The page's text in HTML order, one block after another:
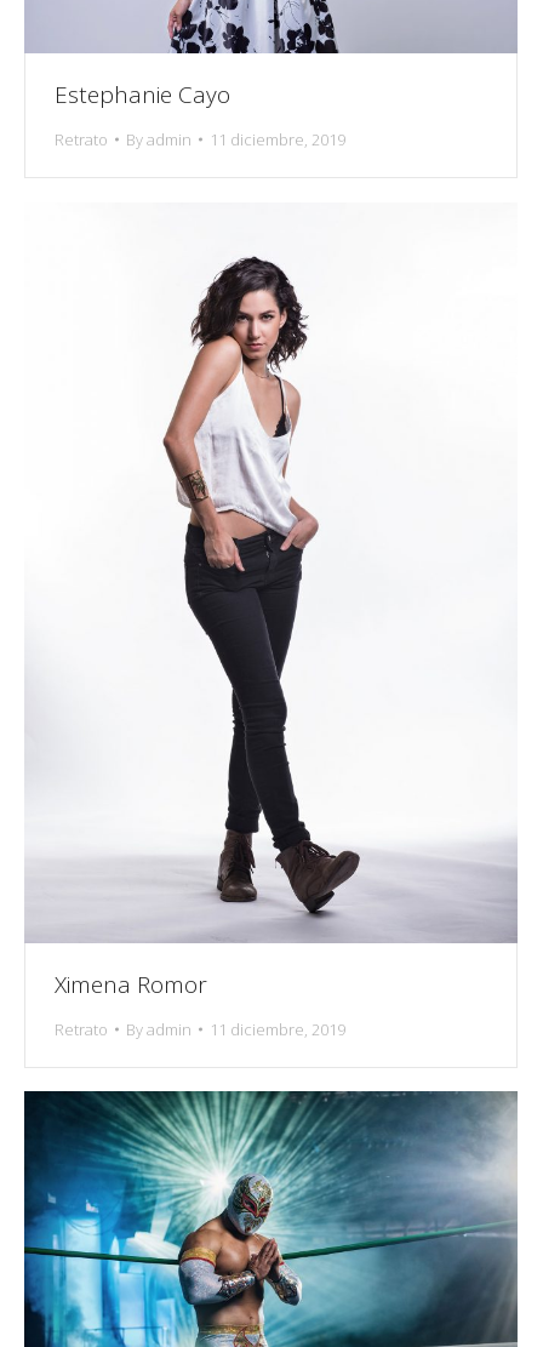
Estephanie Cayo
Retrato Byadmin 11 diciembre, 2019
Ximena Romor
Retrato Byadmin 11 diciembre, 2019